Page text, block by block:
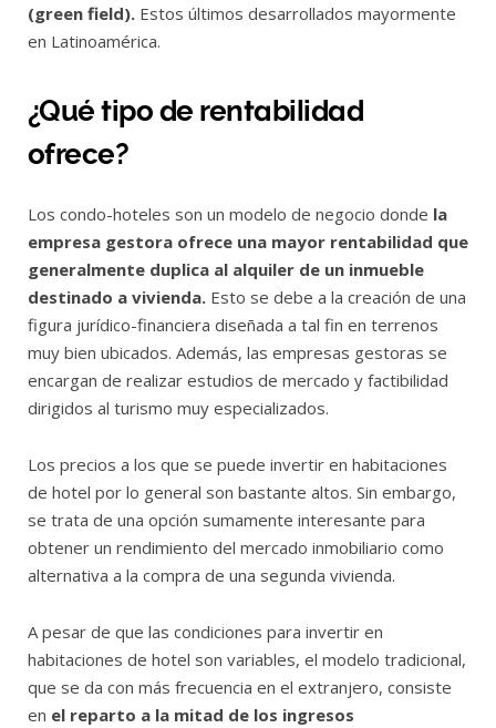
(green field). Estos últimos desarrollados mayormente
en Latinoamérica.
¿Qué tipo de rentabilidad
ofrece?
Los condo-hoteles son un modelo de negocio donde la
empresa gestora ofrece una mayor rentabilidad que
generalmente duplica al alquiler de un inmueble
destinado a vivienda. Esto se debe a la creación de una
figura jurídico-financiera diseñada a tal fin en terrenos
muy bien ubicados. Además, las empresas gestoras se
encargan de realizar estudios de mercado y factibilidad
dirigidos al turismo muy especializados.
Los precios a los que se puede invertir en habitaciones
de hotel por lo general son bastante altos. Sin embargo,
se trata de una opción sumamente interesante para
obtener un rendimiento del mercado inmobiliario como
alternativa a la compra de una segunda vivienda.
A pesar de que las condiciones para invertir en
habitaciones de hotel son variables, el modelo tradicional,
que se da con más frecuencia en el extranjero, consiste
en el reparto a la mitad de los ingresos